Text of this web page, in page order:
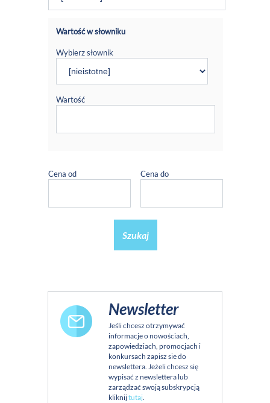
Wartość w słowniku
Wybierz słownik
Wartość
Cena od Cena do
Szukaj
Newsletter
Jeśli chcesz otrzymywać
informacje o nowościach,
zapowiedziach, promocjach i
konkursach zapisz sie do
newslettera. Jeżeli chcesz się
wypisać z newslettera lub
zarządzać swoją subskrypcją
kliknijtutaj.